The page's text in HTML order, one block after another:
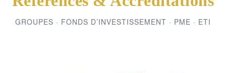
GROUPES · FONDS D’INVESTISSEMENT · PME · ETI